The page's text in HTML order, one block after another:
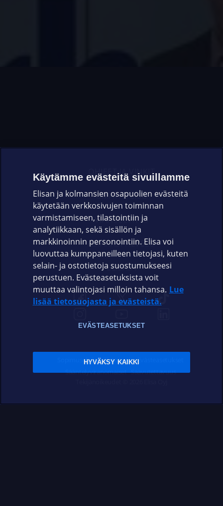
OHJEET JA VINKIT
OMAYHTEISÖ
VIANSELVITYS
ASIAKASPALVELU
ELISA.FI
Sopimusehdot Tietosuoja Evästeasetukset
Sääntelyviranomaiset Saavutettavuus
Käytämme evästeitä sivuillamme
Elisan ja kolmansien osapuolien evästeitä
käytetään verkkosivujen toiminnan
varmistamiseen, tilastointiin ja
analytiikkaan, sekä sisällön ja
markkinoinnin personointiin. Elisa voi
luovuttaa kumppaneilleen tietojasi, kuten
selain- ja ostotietoja suostumukseesi
perustuen. Evästeasetuksista voit
muuttaa valintojasi milloin tahansa. Lue
lisää tietosuojasta ja evästeistä.
EVÄSTEASETUKSET
HYVÄKSY KAIKKI